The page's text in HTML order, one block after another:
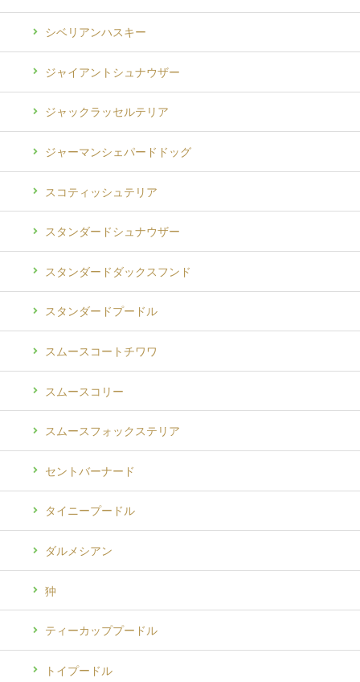
シベリアンハスキー
ジャイアントシュナウザー
ジャックラッセルテリア
ジャーマンシェパードドッグ
スコティッシュテリア
スタンダードシュナウザー
スタンダードダックスフンド
スタンダードプードル
スムースコートチワワ
スムースコリー
スムースフォックステリア
セントバーナード
タイニープードル
ダルメシアン
狆
ティーカッププードル
トイプードル